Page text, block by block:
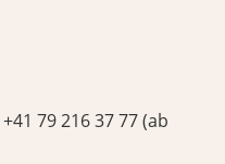
79 216 37 77 (ab